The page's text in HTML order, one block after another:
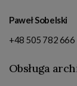
Paweł Sobelski
+48 505 782 666
Obsługa